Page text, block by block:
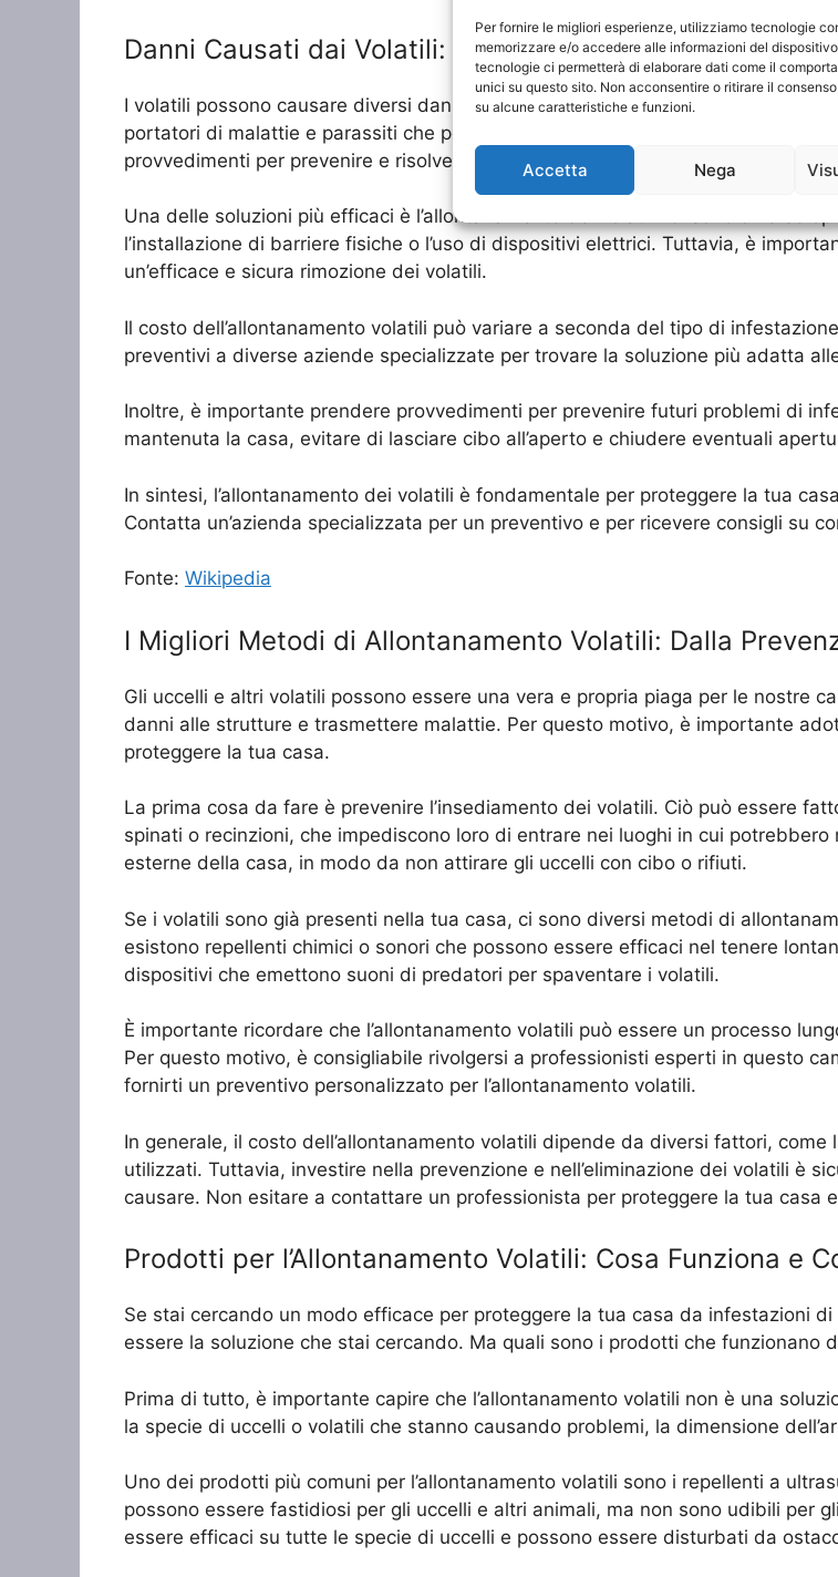
Per fornire le migliori esperienze, utilizziamo tecnologie
memorizzare e/o accedere alle informazioni del
tecnologie ci permetterà di elaborare dati come il
unici su questo sito. Non acconsentire o ritirare il
su alcune caratteristiche e funzioni.
Accetta Nega
Danni Causati dai Volatili: Come Prevenire e Risolvere
I volatili possono causare diversi danni alla tua casa, come danneggiare tetti,
portatori di malattie e parassiti che possono mettere a rischio la salute della
provvedimenti per prevenire e risolvere problemi di infestazione da volatili.
Una delle soluzioni più efficaci è l’allontanamento dei volatili. Ci sono diverse
l’installazione di barriere fisiche o l’uso di dispositivi elettrici. Tuttavia, è
un’efficace e sicura rimozione dei volatili.
Il costo dell’allontanamento volatili può variare a seconda del tipo di
preventivi a diverse aziende specializzate per trovare la soluzione più adatta
Inoltre, è importante prendere provvedimenti per prevenire futuri problemi di
mantenuta la casa, evitare di lasciare cibo all’aperto e chiudere eventuali
In sintesi, l’allontanamento dei volatili è fondamentale per proteggere la tua
Contatta un’azienda specializzata per un preventivo e per ricevere consigli su
Fonte: Wikipedia
I Migliori Metodi di Allontanamento Volatili: Dalla
Gli uccelli e altri volatili possono essere una vera e propria piaga per le nostre
danni alle strutture e trasmettere malattie. Per questo motivo, è importante
proteggere la tua casa.
La prima cosa da fare è prevenire l’insediamento dei volatili. Ciò può essere
spinati o recinzioni, che impediscono loro di entrare nei luoghi in cui
esterne della casa, in modo da non attirare gli uccelli con cibo o rifiuti.
Se i volatili sono già presenti nella tua casa, ci sono diversi metodi di
esistono repellenti chimici o sonori che possono essere efficaci nel tenere
dispositivi che emettono suoni di predatori per spaventare i volatili.
È importante ricordare che l’allontanamento volatili può essere un processo
Per questo motivo, è consigliabile rivolgersi a professionisti esperti in questo
fornirti un preventivo personalizzato per l’allontanamento volatili.
In generale, il costo dell’allontanamento volatili dipende da diversi fattori,
utilizzati. Tuttavia, investire nella prevenzione e nell’eliminazione dei volatili è
causare. Non esitare a contattare un professionista per proteggere la tua casa
Prodotti per l’Allontanamento Volatili: Cosa Funziona e
Se stai cercando un modo efficace per proteggere la tua casa da infestazioni
essere la soluzione che stai cercando. Ma quali sono i prodotti che funzionano
Prima di tutto, è importante capire che l’allontanamento volatili non è una
la specie di uccelli o volatili che stanno causando problemi, la dimensione
Uno dei prodotti più comuni per l’allontanamento volatili sono i repellenti a
possono essere fastidiosi per gli uccelli e altri animali, ma non sono udibili per
essere efficaci su tutte le specie di uccelli e possono essere disturbati da